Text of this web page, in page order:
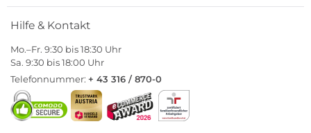
Hilfe & Kontakt
Mo.–Fr. 9:30 bis 18:30 Uhr
Sa. 9:30 bis 18:00 Uhr
Telefonnummer: + 43 316 / 870-0